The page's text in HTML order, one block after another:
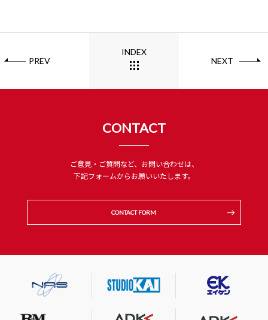
PREV
INDEX
NEXT
CONTACT
ご意見・ご質問など、お問い合わせは、
下記フォームからお願いいたします。
CONTACT FORM